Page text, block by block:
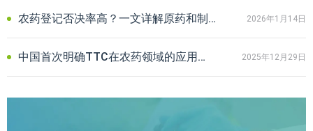
农药登记否决率高？一文详解原药和制剂的部分常见否决情形 2026年1月14日
中国首次明确TTC在农药领域的应用指南发布！填补杂质与代谢物的评估空白 2025年12月29日